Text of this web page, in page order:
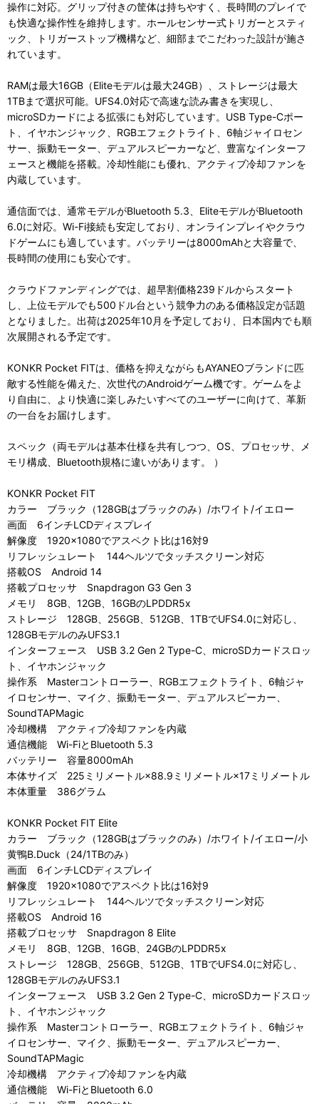
操作に対応。グリップ付きの筐体は持ちやすく、長時間のプレイで
も快適な操作性を維持します。ホールセンサー式トリガーとスティ
ック、トリガーストップ機構など、細部までこだわった設計が施さ
れています。
RAMは最大16GB（Eliteモデルは最大24GB）、ストレージは最大
1TBまで選択可能。UFS4.0対応で高速な読み書きを実現し、
microSDカードによる拡張にも対応しています。USB Type-Cポー
ト、イヤホンジャック、RGBエフェクトライト、6軸ジャイロセン
サー、振動モーター、デュアルスピーカーなど、豊富なインターフ
ェースと機能を搭載。冷却性能にも優れ、アクティブ冷却ファンを
内蔵しています。
通信面では、通常モデルがBluetooth 5.3、EliteモデルがBluetooth
6.0に対応。Wi-Fi接続も安定しており、オンラインプレイやクラウ
ドゲームにも適しています。バッテリーは8000mAhと大容量で、
長時間の使用にも安心です。
クラウドファンディングでは、超早割価格239ドルからスタート
し、上位モデルでも500ドル台という競争力のある価格設定が話題
となりました。出荷は2025年10月を予定しており、日本国内でも順
次展開される予定です。
KONKR Pocket FITは、価格を抑えながらもAYANEOブランドに匹
敵する性能を備えた、次世代のAndroidゲーム機です。ゲームをよ
り自由に、より快適に楽しみたいすべてのユーザーに向けて、革新
の一台をお届けします。
スペック（両モデルは基本仕様を共有しつつ、OS、プロセッサ、メ
モリ構成、Bluetooth規格に違いがあります。 ）
KONKR Pocket FIT
カラー ブラック（128GBはブラックのみ）/ホワイト/イエロー
画面 6インチLCDディスプレイ
解像度 1920×1080でアスペクト比は16対9
リフレッシュレート 144ヘルツでタッチスクリーン対応
搭載OS Android 14
搭載プロセッサ Snapdragon G3 Gen 3
メモリ 8GB、12GB、16GBのLPDDR5x
ストレージ 128GB、256GB、512GB、1TBでUFS4.0に対応し、
128GBモデルのみUFS3.1
インターフェース USB 3.2 Gen 2 Type-C、microSDカードスロッ
ト、イヤホンジャック
操作系 Masterコントローラー、RGBエフェクトライト、6軸ジャ
イロセンサー、マイク、振動モーター、デュアルスピーカー、
SoundTAPMagic
冷却機構 アクティブ冷却ファンを内蔵
通信機能 Wi-FiとBluetooth 5.3
バッテリー 容量8000mAh
本体サイズ 225ミリメートル×88.9ミリメートル×17ミリメートル
本体重量 386グラム
KONKR Pocket FIT Elite
カラー ブラック（128GBはブラックのみ）/ホワイト/イエロー/小
黄鴨B.Duck（24/1TBのみ）
画面 6インチLCDディスプレイ
解像度 1920×1080でアスペクト比は16対9
リフレッシュレート 144ヘルツでタッチスクリーン対応
搭載OS Android 16
搭載プロセッサ Snapdragon 8 Elite
メモリ 8GB、12GB、16GB、24GBのLPDDR5x
ストレージ 128GB、256GB、512GB、1TBでUFS4.0に対応し、
128GBモデルのみUFS3.1
インターフェース USB 3.2 Gen 2 Type-C、microSDカードスロッ
ト、イヤホンジャック
操作系 Masterコントローラー、RGBエフェクトライト、6軸ジャ
イロセンサー、マイク、振動モーター、デュアルスピーカー、
SoundTAPMagic
冷却機構 アクティブ冷却ファンを内蔵
通信機能 Wi-FiとBluetooth 6.0